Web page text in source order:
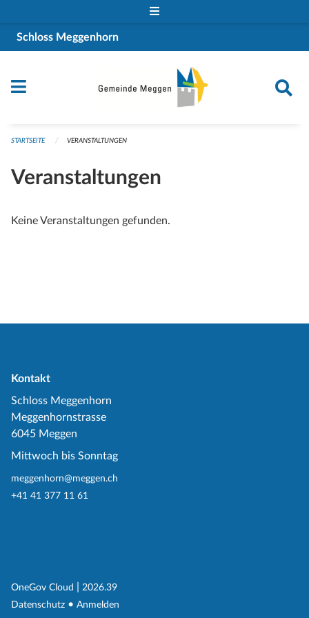
Schloss Meggenhorn
STARTSEITE VERANSTALTUNGEN
Veranstaltungen
Keine Veranstaltungen gefunden.
Kontakt
Schloss Meggenhorn
Meggenhornstrasse
6045 Meggen
Mittwoch bis Sonntag
meggenhorn@meggen.ch
+41 41 377 11 61
OneGov Cloud (External Link)
2026.39
Datenschutz (External Link)
Anmelden